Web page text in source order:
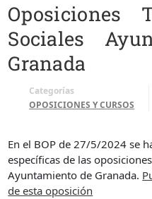
Oposiciones
Sociales
Granada
Categorías
OPOSICIONES Y CURSOS
En el BOP de 27/5/2024 se
específicas de las
Ayuntamiento de Granada.
de esta oposición